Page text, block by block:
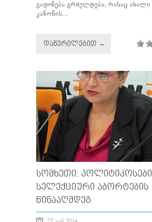
გადინება გრძელდება, რასაც ახალი
კანონის...
ᲓᲐᲬᲕᲠᲘᲚᲔᲑᲘᲗ →
ᲡᲝᲛᲮᲔᲗᲘ: ᲞᲝᲚᲘᲢᲘᲙᲝᲡᲔᲑᲘ
ᲡᲔᲚᲔᲥᲪᲘᲣᲠᲘ ᲐᲑᲝᲠᲢᲔᲑᲘᲡ
ᲬᲘᲜᲐᲐᲦᲛᲓᲔᲒ